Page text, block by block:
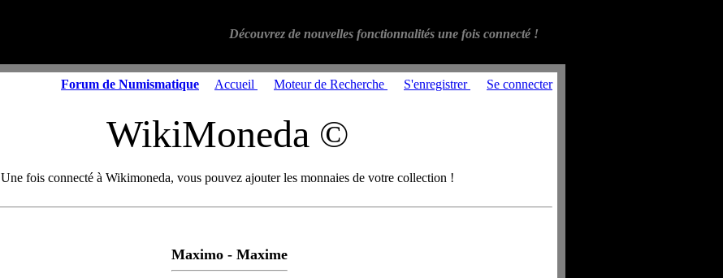
Découvrez de nouvelles fonctionnalités une fois connecté !
Forum de Numismatique Accueil Moteur de Recherche S'enregistrer Se connecter
WikiMoneda ©
Une fois connecté à Wikimoneda, vous pouvez ajouter les monnaies de votre collection !
Maximo - Maxime